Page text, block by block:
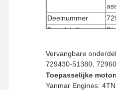
Deelnummer
Brandstoftype
bestelhoeveelheid
Betalingswijze
Verzendmethode
Vervangbare
729430-51380,
Toepasselijke
Yanmar Engines: